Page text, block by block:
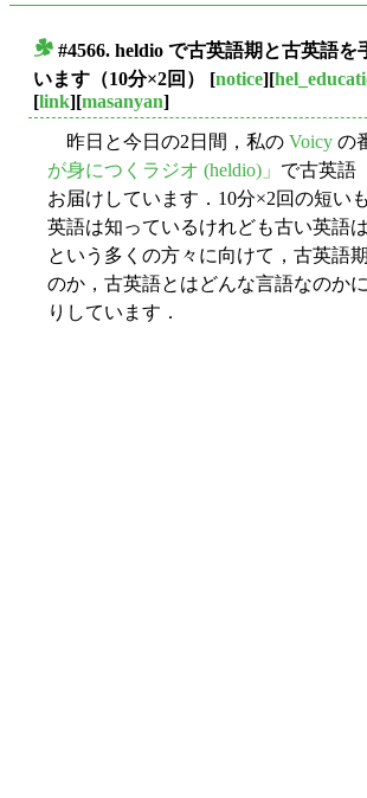
#4566. heldio で古英語期と古英語を
います（10分×2回）
[notice][
[link][masanyan]
昨日と今日の2日間，私の Voicy の
が身につくラジオ (heldio)」 で古英語
お届けしています．10分×2回の短い
英語は知っているけれども古い英語
という多くの方々に向けて，古英語
のか，古英語とはどんな言語なのか
りしています．